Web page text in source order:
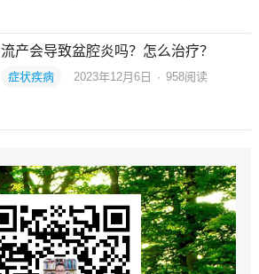
流产会导致盆腔炎吗？怎么治疗？
症状疾病 2023年12月6日 · 958阅读